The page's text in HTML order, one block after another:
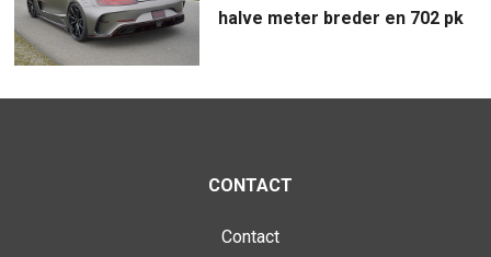
halve meter breder en 702 pk
CONTACT
Contact